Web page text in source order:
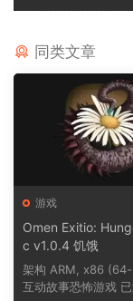
同类文章
游戏
Omen Exitio:
c v1.0.4 饥饿
架构 ARM, x86
互动故事恐怖游戏